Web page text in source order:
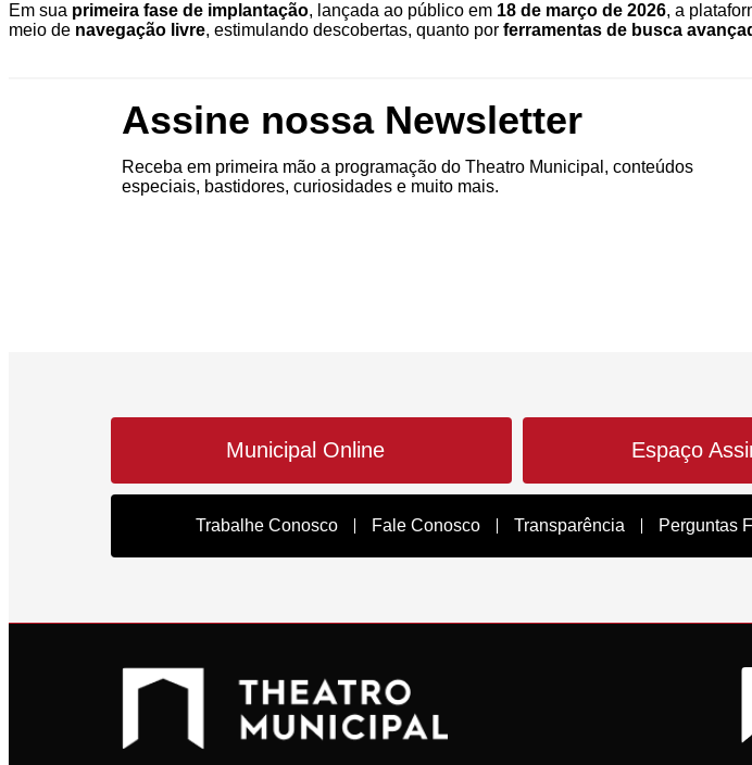
Em sua primeira fase de implantação, lançada ao público em 18 de março de 2026, a
meio de navegação livre, estimulando descobertas, quanto por ferramentas de busca
Assine nossa Newsletter
Receba em primeira mão a programação do Theatro Municipal, conteúdos
especiais, bastidores, curiosidades e muito mais.
Municipal Online Espaço
Trabalhe Conosco Fale Conosco Transparência Perguntas